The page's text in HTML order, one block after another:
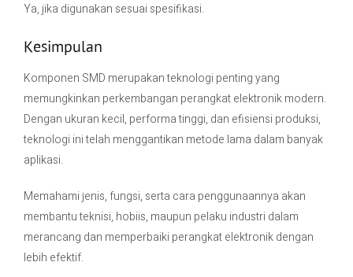
Ya, jika digunakan sesuai spesifikasi.
Kesimpulan
Komponen SMD merupakan teknologi penting yang
memungkinkan perkembangan perangkat elektronik modern.
Dengan ukuran kecil, performa tinggi, dan efisiensi produksi,
teknologi ini telah menggantikan metode lama dalam banyak
aplikasi.
Memahami jenis, fungsi, serta cara penggunaannya akan
membantu teknisi, hobiis, maupun pelaku industri dalam
merancang dan memperbaiki perangkat elektronik dengan
lebih efektif.